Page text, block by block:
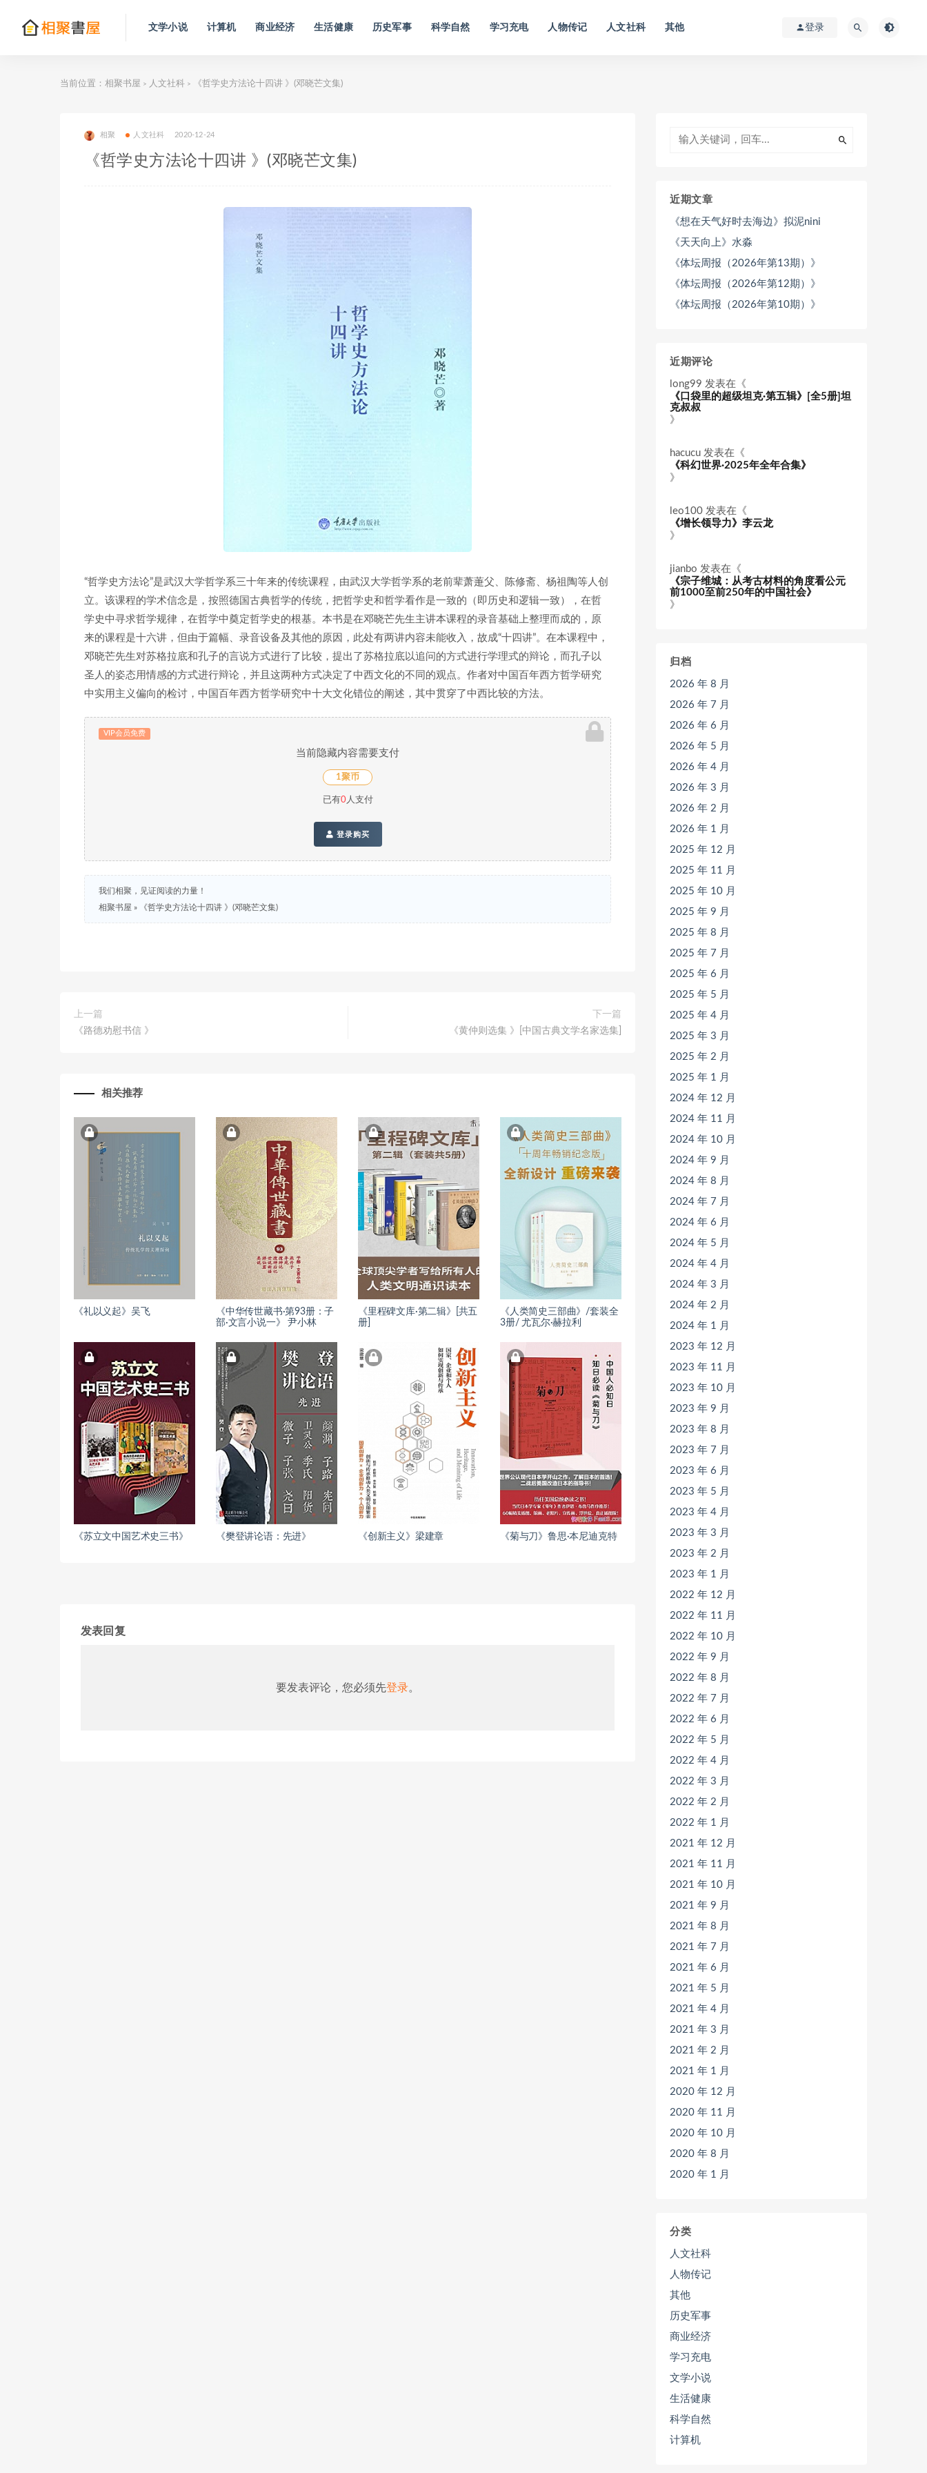
文学小说 计算机 商业经济 生活健康 历史军事 科学自然 学习充电 人物传记 人文社科 其他 登录
当前位置： 相聚书屋 > 人文社科 > 《哲学史方法论十四讲 》(邓晓芒文集)
相聚 人文社科 2020-12-24
《哲学史方法论十四讲 》(邓晓芒文集)
“哲学史方法论”是武汉大学哲学系三十年来的传统课程，由武汉大学哲学系的老前辈萧萐父、陈修斋、杨祖陶等人创
立。该课程的学术信念是，按照德国古典哲学的传统，把哲学史和哲学看作是一致的（即历史和逻辑一致），在哲
学史中寻求哲学规律，在哲学中奠定哲学史的根基。本书是在邓晓芒先生主讲本课程的录音基础上整理而成的，原
来的课程是十六讲，但由于篇幅、录音设备及其他的原因，此处有两讲内容未能收入，故成“十四讲”。在本课程中，
邓晓芒先生对苏格拉底和孔子的言说方式进行了比较，提出了苏格拉底以追问的方式进行学理式的辩论，而孔子以
圣人的姿态用情感的方式进行辩论，并且这两种方式决定了中西文化的不同的观点。作者对中国百年西方哲学研究
中实用主义偏向的检讨，中国百年西方哲学研究中十大文化错位的阐述，其中贯穿了中西比较的方法。
VIP会员免费
当前隐藏内容需要支付
1聚币
已有0人支付
登录购买
我们相聚，见证阅读的力量！
相聚书屋 » 《哲学史方法论十四讲 》(邓晓芒文集)
上一篇
《路德劝慰书信 》
下一篇
《黄仲则选集 》[中国古典文学名家选集]
相关推荐
《礼以义起》吴飞
《中华传世藏书·第93册：子
部·文言小说一》 尹小林
《里程碑文库·第二辑》[共五
册]
《人类简史三部曲》/套装全
3册/ 尤瓦尔·赫拉利
《苏立文中国艺术史三书》 《樊登讲论语：先进》 《创新主义》梁建章 《菊与刀》鲁思·本尼迪克特
发表回复
要发表评论，您必须先登录。
近期文章
《想在天气好时去海边》拟泥nini
《天天向上》水淼
《体坛周报（2026年第13期）》
《体坛周报（2026年第12期）》
《体坛周报（2026年第10期）》
近期评论
long99 发表在《
《口袋里的超级坦克·第五辑》[全5册]坦
克叔叔
》
hacucu 发表在《
《科幻世界·2025年全年合集》
》
leo100 发表在《
《增长领导力》李云龙
》
jianbo 发表在《
《宗子维城：从考古材料的角度看公元
前1000至前250年的中国社会》
》
归档
2026 年 8 月
2026 年 7 月
2026 年 6 月
2026 年 5 月
2026 年 4 月
2026 年 3 月
2026 年 2 月
2026 年 1 月
2025 年 12 月
2025 年 11 月
2025 年 10 月
2025 年 9 月
2025 年 8 月
2025 年 7 月
2025 年 6 月
2025 年 5 月
2025 年 4 月
2025 年 3 月
2025 年 2 月
2025 年 1 月
2024 年 12 月
2024 年 11 月
2024 年 10 月
2024 年 9 月
2024 年 8 月
2024 年 7 月
2024 年 6 月
2024 年 5 月
2024 年 4 月
2024 年 3 月
2024 年 2 月
2024 年 1 月
2023 年 12 月
2023 年 11 月
2023 年 10 月
2023 年 9 月
2023 年 8 月
2023 年 7 月
2023 年 6 月
2023 年 5 月
2023 年 4 月
2023 年 3 月
2023 年 2 月
2023 年 1 月
2022 年 12 月
2022 年 11 月
2022 年 10 月
2022 年 9 月
2022 年 8 月
2022 年 7 月
2022 年 6 月
2022 年 5 月
2022 年 4 月
2022 年 3 月
2022 年 2 月
2022 年 1 月
2021 年 12 月
2021 年 11 月
2021 年 10 月
2021 年 9 月
2021 年 8 月
2021 年 7 月
2021 年 6 月
2021 年 5 月
2021 年 4 月
2021 年 3 月
2021 年 2 月
2021 年 1 月
2020 年 12 月
2020 年 11 月
2020 年 10 月
2020 年 8 月
2020 年 1 月
分类
人文社科
人物传记
其他
历史军事
商业经济
学习充电
文学小说
生活健康
科学自然
计算机